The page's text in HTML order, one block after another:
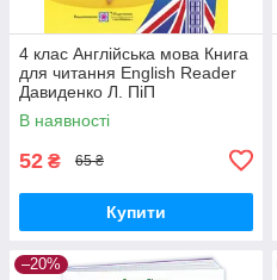
4 клас Англійська мова Книга
для читання English Reader
Давиденко Л. ПіП
В наявності
52 ₴ 65 ₴
Купити
–20%